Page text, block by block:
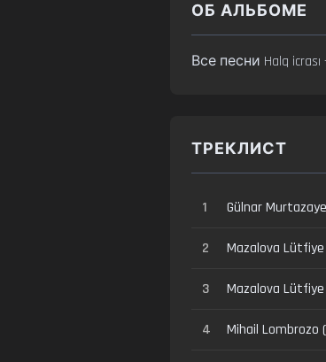
ОБ АЛЬБОМЕ
Все песни Halq
ТРЕКЛИСТ
1 Gülnar
2 Mazalova Lütfiye
3 Mazalova Lütfiye
4 Mihail Lombrozo